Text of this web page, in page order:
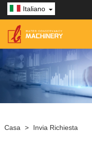
Italiano
Casa > Invia Richiesta